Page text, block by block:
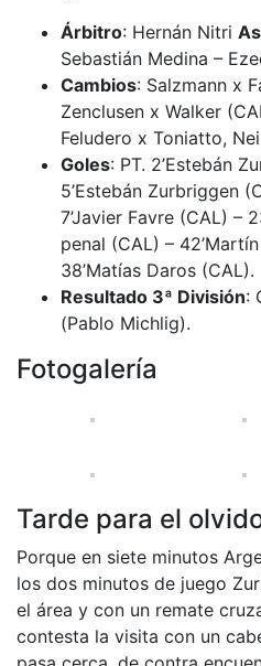
Árbitro: Hernán Nitri
Sebastián Medina –
Cambios: Salzmann x
Zenclusen x Walker
Feludero x Toniatto,
Goles: PT. 2’Estebán
5’Estebán Zurbriggen
7’Javier Favre (CAL) –
penal (CAL) –
38’Matías Daros (CAL).
Resultado 3ª División:
(Pablo Michlig).
Fotogalería
Tarde para el
Porque en siete minutos
los dos minutos de juego
el área y con un remate
contesta la visita con un